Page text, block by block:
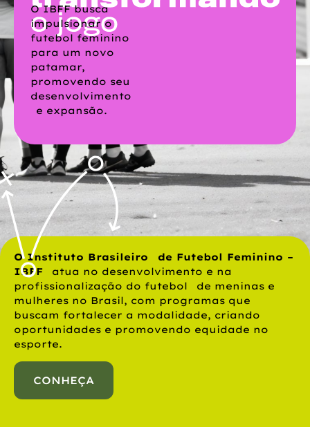
O IBFF busca
impulsionar o
futebol feminino
para um novo
patamar,
promovendo seu
desenvolvimento
e expansão.
O Instituto Brasileiro de Futebol Feminino –
IBFF atua no desenvolvimento e na
profissionalização do futebol de meninas e
mulheres no Brasil, com programas que
buscam fortalecer a modalidade, criando
oportunidades e promovendo equidade no
esporte.
CONHEÇA